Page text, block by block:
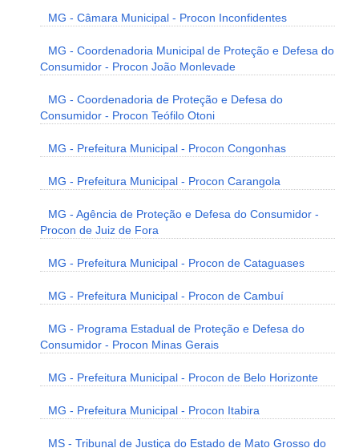
MG - Câmara Municipal - Procon Inconfidentes
MG - Coordenadoria Municipal de Proteção e Defesa do
Consumidor - Procon João Monlevade
MG - Coordenadoria de Proteção e Defesa do
Consumidor - Procon Teófilo Otoni
MG - Prefeitura Municipal - Procon Congonhas
MG - Prefeitura Municipal - Procon Carangola
MG - Agência de Proteção e Defesa do Consumidor -
Procon de Juiz de Fora
MG - Prefeitura Municipal - Procon de Cataguases
MG - Prefeitura Municipal - Procon de Cambuí
MG - Programa Estadual de Proteção e Defesa do
Consumidor - Procon Minas Gerais
MG - Prefeitura Municipal - Procon de Belo Horizonte
MG - Prefeitura Municipal - Procon Itabira
MS - Tribunal de Justiça do Estado de Mato Grosso do